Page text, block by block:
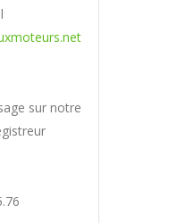
sur notre